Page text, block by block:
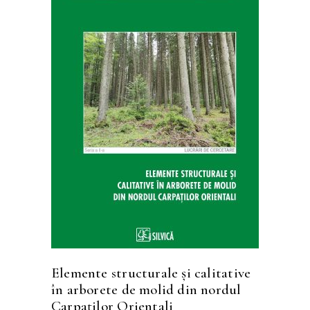
SELECTEAZĂ OPȚIUNILEAcest
produs
are
multe
variații.
alese
Elemente structurale şi calitative
în arborete de molid din nordul
Carpaţilor Orientali